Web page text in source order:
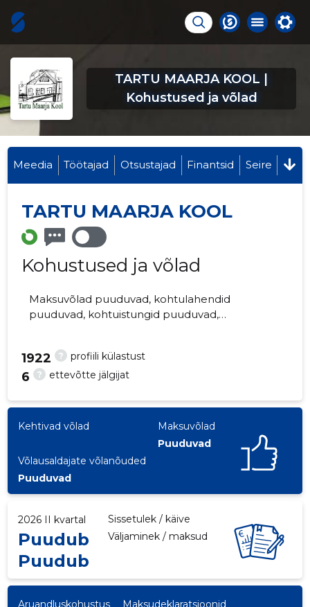
TARTU MAARJA KOOL |
Kohustused ja võlad
Meedia Töötajad Otsustajad Finantsid Seire
TARTU MAARJA KOOL
Kohustused ja võlad
Maksuvõlad puuduvad, kohtulahendid
puuduvad, kohtuistungid puuduvad,
jaanus.rooba@raad.tartu.ee, +372 7461010
? profiili külastust
1922
? ettevõtte jälgijat
6
Kehtivad võlad
Maksuvõlad
Puuduvad
Võlausaldajate võlanõuded
Puuduvad
2026 II kvartal Sissetulek / käive
Puudub Väljaminek / maksud
Puudub